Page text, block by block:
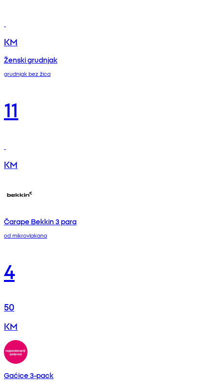
KM
Ženski grudnjak
grudnjak bez žica
11
KM
Čarape Bekkin 3 para
od mikrovlakana
4
50
KM
Gaćice 3-pack